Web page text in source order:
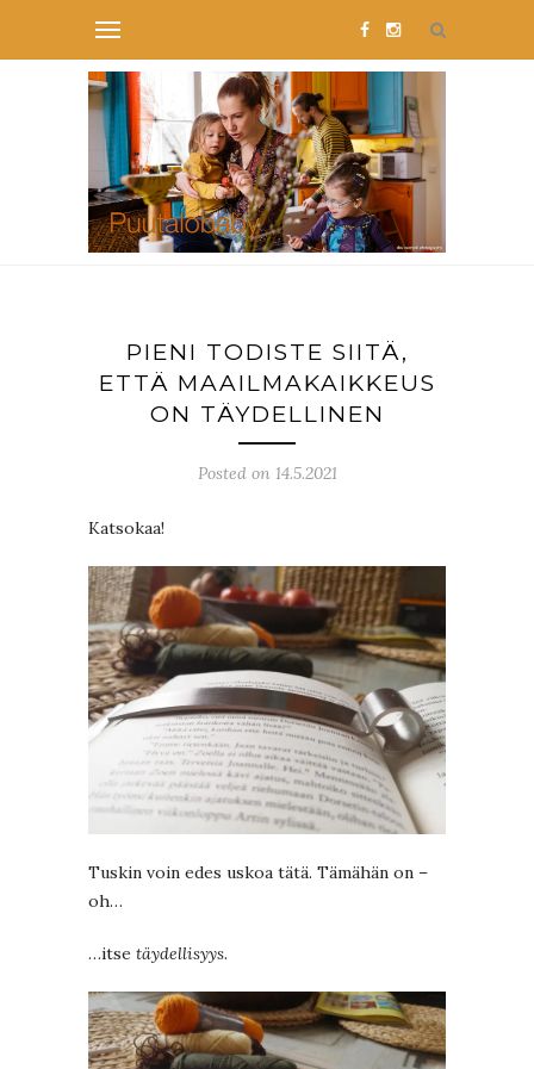
PIENI TODISTE SIITÄ,
ETTÄ MAAILMAKAIKKEUS
ON TÄYDELLINEN
Posted on 14.5.2021
Katsokaa!
Tuskin voin edes uskoa tätä. Tämähän on –
oh…
…itse täydellisyys.